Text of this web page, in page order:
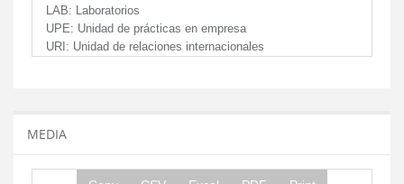
LAB: Laboratorios
UPE: Unidad de prácticas en empresa
URI: Unidad de relaciones internacionales
MEDIA